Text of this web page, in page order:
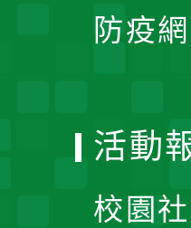
防疫
活動
校園